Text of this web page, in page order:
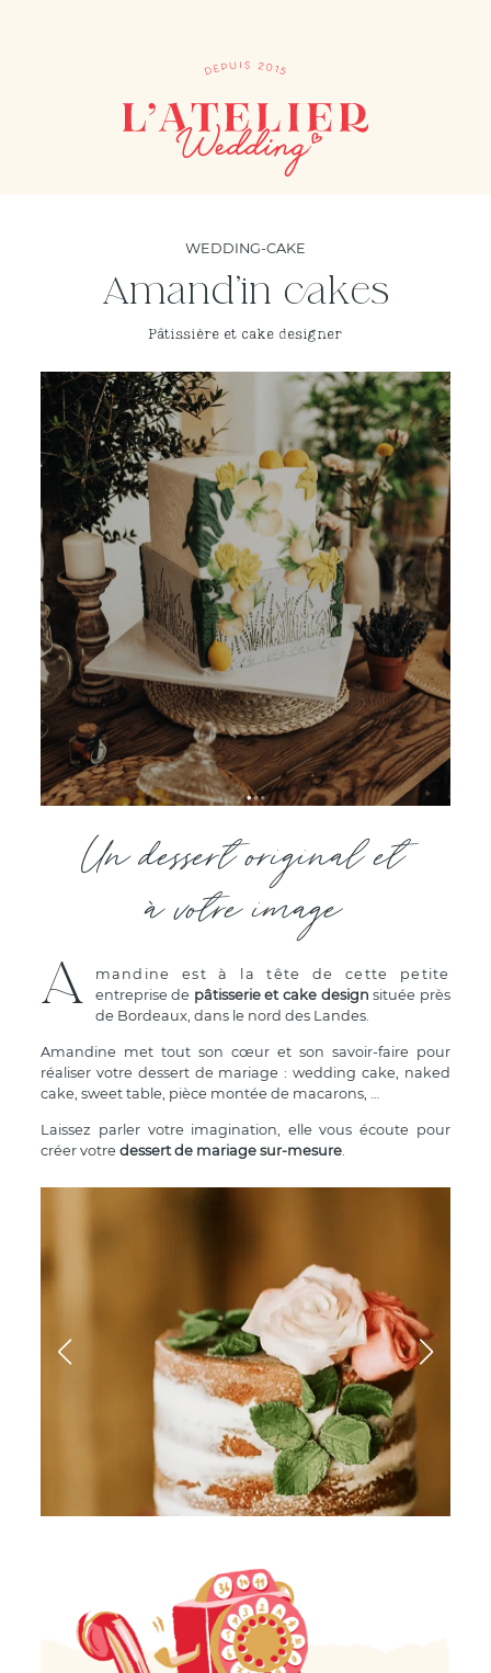
WEDDING-CAKE
Amand'in cakes
Pâtissière et cake designer
Un dessert original et
à votre image
A
mandine est à la tête de cette petite
entreprise de pâtisserie et cake design située près
de Bordeaux, dans le nord des Landes.
Amandine met tout son cœur et son savoir-faire pour
réaliser votre dessert de mariage : wedding cake, naked
cake, sweet table, pièce montée de macarons, …
Laissez parler votre imagination, elle vous écoute pour
créer votredessert de mariage sur-mesure